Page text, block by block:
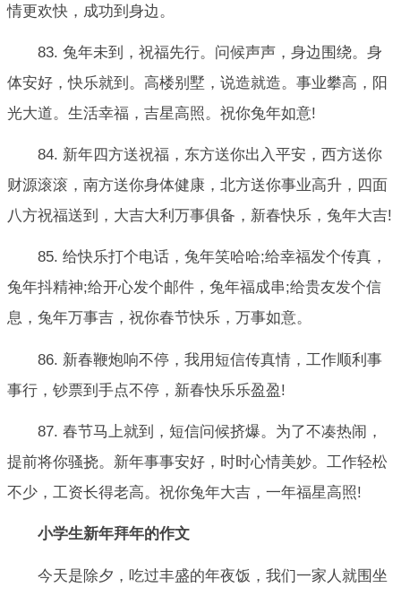
情更欢快，成功到身边。
83. 兔年未到，祝福先行。问候声声，身边围绕。身
体安好，快乐就到。高楼别墅，说造就造。事业攀高，阳
光大道。生活幸福，吉星高照。祝你兔年如意!
84. 新年四方送祝福，东方送你出入平安，西方送你
财源滚滚，南方送你身体健康，北方送你事业高升，四面
八方祝福送到，大吉大利万事俱备，新春快乐，兔年大吉!
85. 给快乐打个电话，兔年笑哈哈;给幸福发个传真，
兔年抖精神;给开心发个邮件，兔年福成串;给贵友发个信
息，兔年万事吉，祝你春节快乐，万事如意。
86. 新春鞭炮响不停，我用短信传真情，工作顺利事
事行，钞票到手点不停，新春快乐乐盈盈!
87. 春节马上就到，短信问候挤爆。为了不凑热闹，
提前将你骚挠。新年事事安好，时时心情美妙。工作轻松
不少，工资长得老高。祝你兔年大吉，一年福星高照!
小学生新年拜年的作文
今天是除夕，吃过丰盛的年夜饭，我们一家人就围坐